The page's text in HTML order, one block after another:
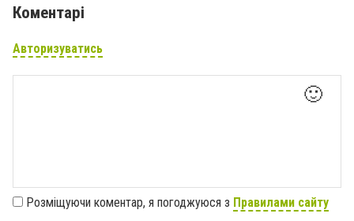
Коментарі
Авторизуватись
🙂
Розміщуючи коментар, я погоджуюся з Правилами сайту